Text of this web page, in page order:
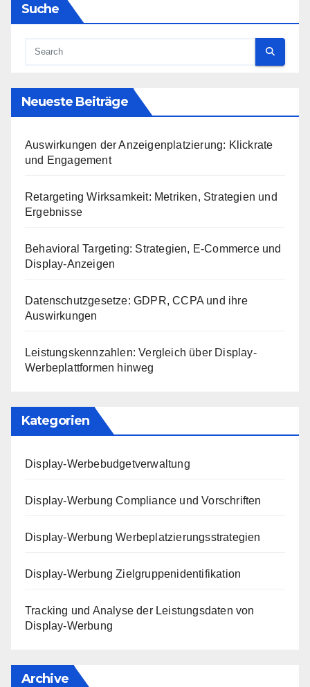
Suche
Neueste Beiträge
Auswirkungen der Anzeigenplatzierung: Klickrate
und Engagement
Retargeting Wirksamkeit: Metriken, Strategien und
Ergebnisse
Behavioral Targeting: Strategien, E-Commerce und
Display-Anzeigen
Datenschutzgesetze: GDPR, CCPA und ihre
Auswirkungen
Leistungskennzahlen: Vergleich über Display-
Werbeplattformen hinweg
Kategorien
Display-Werbebudgetverwaltung
Display-Werbung Compliance und Vorschriften
Display-Werbung Werbeplatzierungsstrategien
Display-Werbung Zielgruppenidentifikation
Tracking und Analyse der Leistungsdaten von
Display-Werbung
Archive